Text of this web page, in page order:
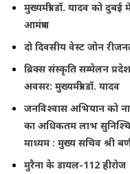
मुख्यमंत्री डॉ. यादव को
आमंत्रण
दो दिवसीय वेस्ट जोन
ब्रिक्स संस्कृति सम्मेलन
अवसर: मुख्यमंत्री डॉ. यादव
जनविश्वास अभियान को
का अधिकतम लाभ
माध्यम : मुख्य सचिव श्री
मुरैना के डायल-112 हीरोज